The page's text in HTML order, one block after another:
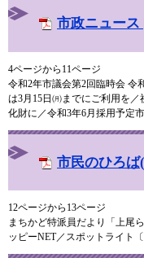
市政ニュース
4ページから11ページ
令和2年市議会第2回臨時会 令
は3月15日㈪までにご利用を
化財に／令和3年6月採用予定
市民のひろば
12ページから13ページ
まちかど特派員だより「上尾
ッピーNET／スポットライト